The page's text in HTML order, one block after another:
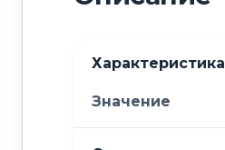
Характеристика
Значение